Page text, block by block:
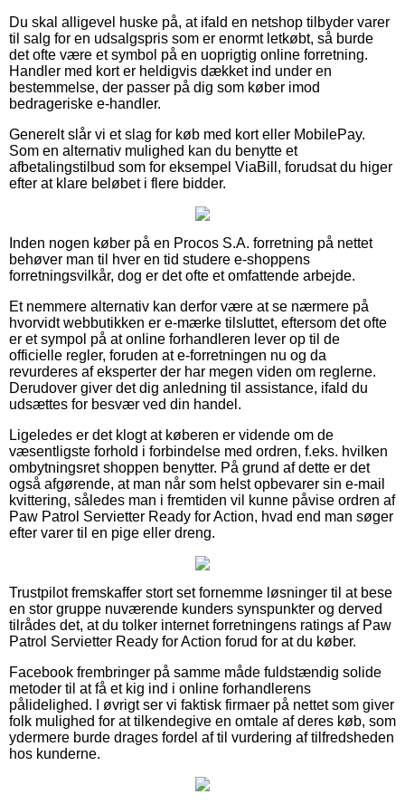
Du skal alligevel huske på, at ifald en netshop tilbyder varer
til salg for en udsalgspris som er enormt letkøbt, så burde
det ofte være et symbol på en uoprigtig online forretning.
Handler med kort er heldigvis dækket ind under en
bestemmelse, der passer på dig som køber imod
bedrageriske e-handler.
Generelt slår vi et slag for køb med kort eller MobilePay.
Som en alternativ mulighed kan du benytte et
afbetalingstilbud som for eksempel ViaBill, forudsat du higer
efter at klare beløbet i flere bidder.
Inden nogen køber på en Procos S.A. forretning på nettet
behøver man til hver en tid studere e-shoppens
forretningsvilkår, dog er det ofte et omfattende arbejde.
Et nemmere alternativ kan derfor være at se nærmere på
hvorvidt webbutikken er e-mærke tilsluttet, eftersom det ofte
er et sympol på at online forhandleren lever op til de
officielle regler, foruden at e-forretningen nu og da
revurderes af eksperter der har megen viden om reglerne.
Derudover giver det dig anledning til assistance, ifald du
udsættes for besvær ved din handel.
Ligeledes er det klogt at køberen er vidende om de
væsentligste forhold i forbindelse med ordren, f.eks. hvilken
ombytningsret shoppen benytter. På grund af dette er det
også afgørende, at man når som helst opbevarer sin e-mail
kvittering, således man i fremtiden vil kunne påvise ordren af
Paw Patrol Servietter Ready for Action, hvad end man søger
efter varer til en pige eller dreng.
Trustpilot fremskaffer stort set fornemme løsninger til at bese
en stor gruppe nuværende kunders synspunkter og derved
tilrådes det, at du tolker internet forretningens ratings af Paw
Patrol Servietter Ready for Action forud for at du køber.
Facebook frembringer på samme måde fuldstændig solide
metoder til at få et kig ind i online forhandlerens
pålidelighed. I øvrigt ser vi faktisk firmaer på nettet som giver
folk mulighed for at tilkendegive en omtale af deres køb, som
ydermere burde drages fordel af til vurdering af tilfredsheden
hos kunderne.